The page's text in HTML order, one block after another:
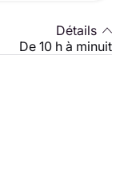
Détails
De 10 h à minuit